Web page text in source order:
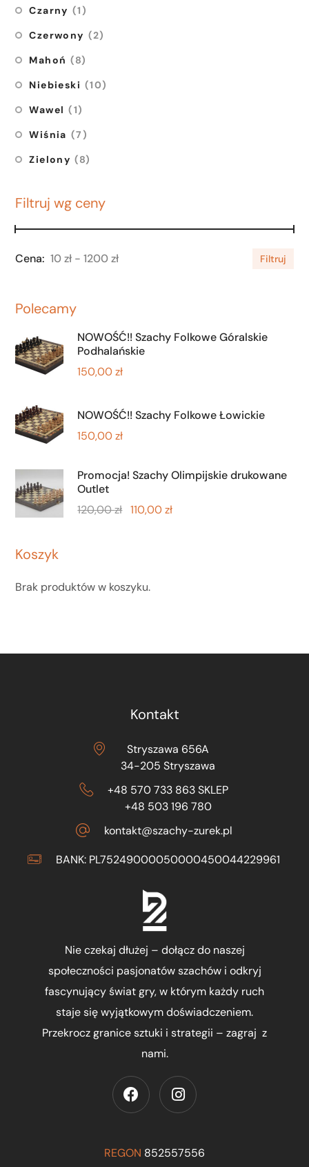
Czarny (1)
Czerwony (2)
Mahoń (8)
Niebieski (10)
Wawel (1)
Wiśnia (7)
Zielony (8)
Filtruj wg ceny
Filtruj
10 zł 1200 zł
Polecamy
NOWOŚĆ!! Szachy Folkowe Góralskie
Podhalańskie
150,00zł
NOWOŚĆ!! Szachy Folkowe Łowickie
150,00zł
Promocja! Szachy Olimpijskie drukowane
Outlet
120,00zł 110,00zł
Koszyk
Brak produktów w koszyku.
Kontakt
Stryszawa 656A
34-205 Stryszawa
+48 570 733 863 SKLEP
+48 503 196 780
kontakt@szachy-zurek.pl
BANK: PL75249000050000450044229961
Nie czekaj dłużej – dołącz do naszej
społeczności pasjonatów szachów i odkryj
fascynujący świat gry, w którym każdy ruch
staje się wyjątkowym doświadczeniem.
Przekrocz granice sztuki i strategii – zagraj z
nami.
REGON 852557556